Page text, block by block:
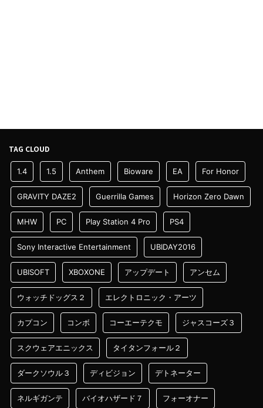
TAG CLOUD
1.4 1.5 Anthem Bioware EA For Honor
GRAVITY DAZE2 Guerrilla Games Horizon Zero Dawn
MHW PC Play Station 4 Pro PS4
Sony Interactive Entertainment UBIDAY2016
UBISOFT XBOXONE アップデート アンセム
ウォッチドッグス２ エレクトロニック・アーツ
カプコン コンボ コーエーテクモ ジャスコーズ３
スクウェアエニックス タイタンフォール２
ダークソウル３ ディビジョン デトネーター
ネルギガンテ バイオハザード７ フォーオナー